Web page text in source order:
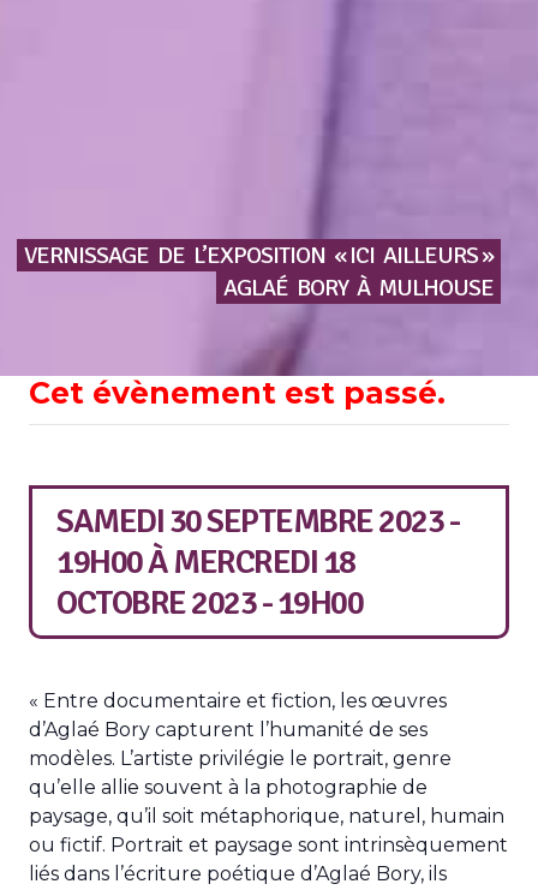
VERNISSAGE DE L’EXPOSITION « ICI AILLEURS »
AGLAÉ BORY À MULHOUSE
Cet évènement est passé.
SAMEDI 30 SEPTEMBRE 2023 -
19H00ÀMERCREDI 18
OCTOBRE 2023 - 19H00
« Entre documentaire et fiction, les œuvres
d’Aglaé Bory capturent l’humanité de ses
modèles. L’artiste privilégie le portrait, genre
qu’elle allie souvent à la photographie de
paysage, qu’il soit métaphorique, naturel, humain
ou fictif. Portrait et paysage sont intrinsèquement
liés dans l’écriture poétique d’Aglaé Bory, ils